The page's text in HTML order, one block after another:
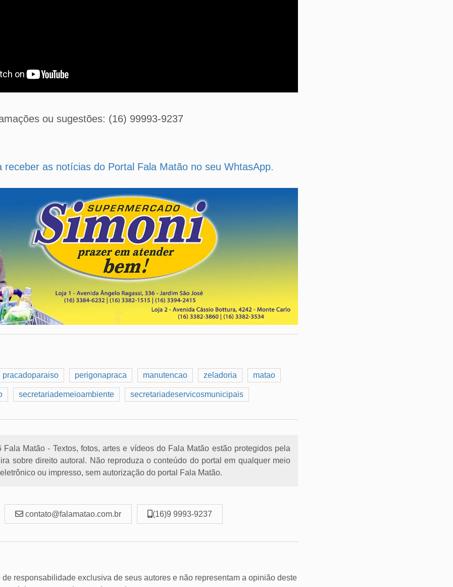
ou sugestões: (16) 99993-9237
receber as notícias do Portal Fala Matão no seu WhtasApp.
pracadoparaiso perigonapraca manutencao zeladoria matao
secretariademeioambiente secretariadeservicosmunicipais
Matão - Textos, fotos, artes e vídeos do Fala Matão estão protegidos pela
sobre direito autoral. Não reproduza o conteúdo do portal em qualquer meio
ou impresso, sem autorização do portal Fala Matão.
contato@falamatao.com.br (16)9 9993-9237
de responsabilidade exclusiva de seus autores e não representam a opinião deste